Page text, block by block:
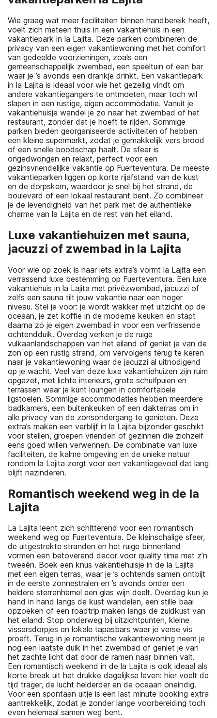
Wie graag wat meer faciliteiten binnen handbereik heeft,
voelt zich meteen thuis in een vakantiehuis in een
vakantiepark in la Lajita. Deze parken combineren de
privacy van een eigen vakantiewoning met het comfort
van gedeelde voorzieningen, zoals een
gemeenschappelijk zwembad, een speeltuin of een bar
waar je ’s avonds een drankje drinkt. Een vakantiepark
in la Lajita is ideaal voor wie het gezellig vindt om
andere vakantiegangers te ontmoeten, maar toch wil
slapen in een rustige, eigen accommodatie. Vanuit je
vakantiehuisje wandel je zo naar het zwembad of het
restaurant, zonder dat je hoeft te rijden. Sommige
parken bieden georganiseerde activiteiten of hebben
een kleine supermarkt, zodat je gemakkelijk vers brood
of een snelle boodschap haalt. De sfeer is
ongedwongen en relaxt, perfect voor een
gezinsvriendelijke vakantie op Fuerteventura. De meeste
vakantieparken liggen op korte rijafstand van de kust
en de dorpskern, waardoor je snel bij het strand, de
boulevard of een lokaal restaurant bent. Zo combineer
je de levendigheid van het park met de authentieke
charme van la Lajita en de rest van het eiland.
Luxe vakantiehuizen met sauna,
jacuzzi of zwembad in la Lajita
Voor wie op zoek is naar iets extra’s vormt la Lajita een
verrassend luxe bestemming op Fuerteventura. Een luxe
vakantiehuis in la Lajita met privézwembad, jacuzzi of
zelfs een sauna tilt jouw vakantie naar een hoger
niveau. Stel je voor: je wordt wakker met uitzicht op de
oceaan, je zet koffie in de moderne keuken en stapt
daarna zó je eigen zwembad in voor een verfrissende
ochtendduik. Overdag verken je de ruige
vulkaanlandschappen van het eiland of geniet je van de
zon op een rustig strand, om vervolgens terug te keren
naar je vakantiewoning waar de jacuzzi al uitnodigend
op je wacht. Veel van deze luxe vakantiehuizen zijn ruim
opgezet, met lichte interieurs, grote schuifpuien en
terrassen waar je kunt loungen in comfortabele
ligstoelen. Sommige accommodaties hebben meerdere
badkamers, een buitenkeuken of een dakterras om in
alle privacy van de zonsondergang te genieten. Deze
extra’s maken een verblijf in la Lajita bijzonder geschikt
voor stellen, groepen vrienden of gezinnen die zichzelf
eens goed willen verwennen. De combinatie van luxe
faciliteiten, de kalme omgeving en de unieke natuur
rondom la Lajita zorgt voor een vakantiegevoel dat lang
blijft nazinderen.
Romantisch weekend weg in de la
Lajita
La Lajita leent zich schitterend voor een romantisch
weekend weg op Fuerteventura. De kleinschalige sfeer,
de uitgestrekte stranden en het ruige binnenland
vormen een betoverend decor voor quality time met z’n
tweeën. Boek een knus vakantiehuisje in de la Lajita
met een eigen terras, waar je ’s ochtends samen ontbijt
in de eerste zonnestralen en ’s avonds onder een
heldere sterrenhemel een glas wijn deelt. Overdag kun je
hand in hand langs de kust wandelen, een stille baai
opzoeken of een roadtrip maken langs de zuidkust van
het eiland. Stop onderweg bij uitzichtpunten, kleine
vissersdorpjes en lokale tapasbars waar je verse vis
proeft. Terug in je romantische vakantiewoning neem je
nog een laatste duik in het zwembad of geniet je van
het zachte licht dat door de ramen naar binnen valt.
Een romantisch weekend in de la Lajita is ook ideaal als
korte break uit het drukke dagelijkse leven: hier voelt de
tijd trager, de lucht helderder en de oceaan oneindig.
Voor een spontaan uitje is een last minute booking extra
aantrekkelijk, zodat je zonder lange voorbereiding toch
even helemaal samen weg bent.